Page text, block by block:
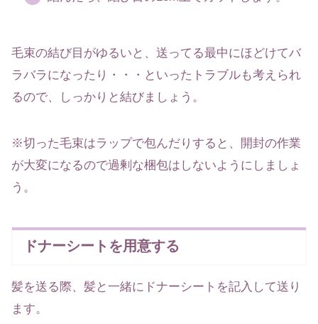
毛束の結び目がゆるいと、送ってる最中にほどけてバ
ラバラになったり・・・といったトラブルも考えられ
るので、しっかりと結びましょう。
※切った毛束はラップで包んだりすると、開封の作業
が大変になるので過剰な梱包はしないようにしましょ
う。
ドナーシートを用意する
髪を送る際、髪と一緒にドナーシートを記入して送り
ます。